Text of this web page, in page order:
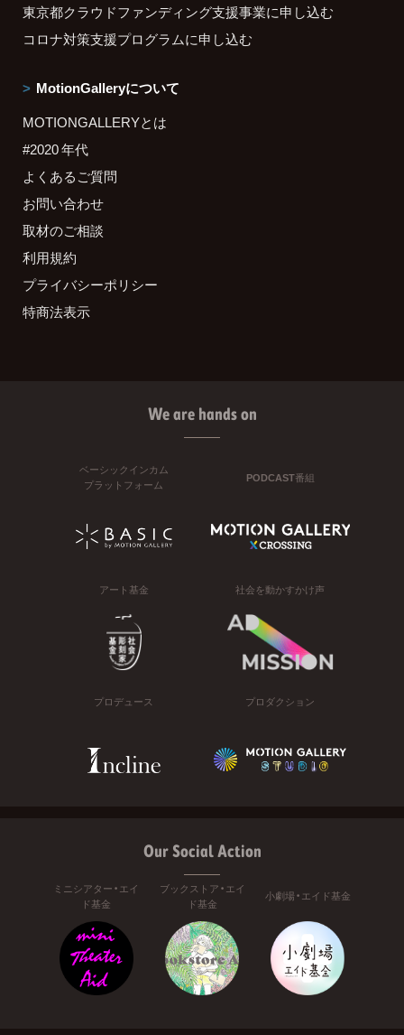
東京都クラウドファンディング支援事業に申し込む
コロナ対策支援プログラムに申し込む
MotionGalleryについて
MOTIONGALLERYとは
#2020 年代
よくあるご質問
お問い合わせ
取材のご相談
利用規約
プライバシーポリシー
特商法表示
We are hands on
ベーシックインカム
プラットフォーム
PODCAST番組
アート基金 社会を動かすかけ声
プロデュース プロダクション
Our Social Action
ミニシアター・エイ
ド基金
ブックストア・エイ
ド基金
小劇場・エイド基金